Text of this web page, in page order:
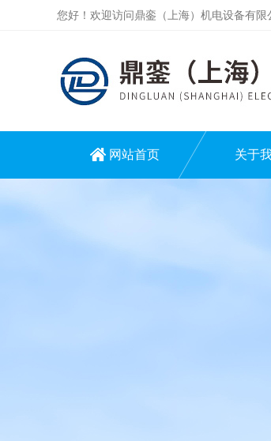
您好！欢迎访问鼎銮（上海）机电设备有限
网站首页 关于